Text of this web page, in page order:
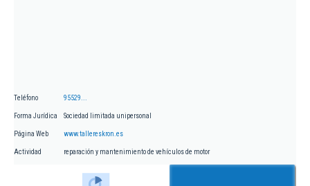
Teléfono 95529...
Forma Jurídica Sociedad limitada unipersonal
Página Web www.tallereskron.es
Actividad reparación y mantenimiento de vehículos de motor